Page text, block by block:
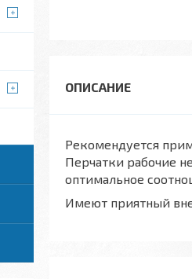
Рекомендуется
Перчатки рабочие
оптимальное
Имеют приятный